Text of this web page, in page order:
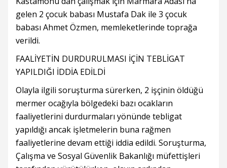
gelen 2 çocuk babası Mustafa Dak ile 3 çocuk
babası Ahmet Özmen, memleketlerinde toprağa
verildi.
FAALİYETİN DURDURULMASI İÇİN TEBLİGAT
YAPILDIĞI İDDİA EDİLDİ
Olayla ilgili soruşturma sürerken, 2 işçinin öldüğü
mermer ocağıyla bölgedeki bazı ocakların
faaliyetlerini durdurmaları yönünde tebligat
yapıldığı ancak işletmelerin buna rağmen
faaliyetlerine devam ettiği iddia edildi. Soruşturma,
Çalışma ve Sosyal Güvenlik Bakanlığı müfettişleri